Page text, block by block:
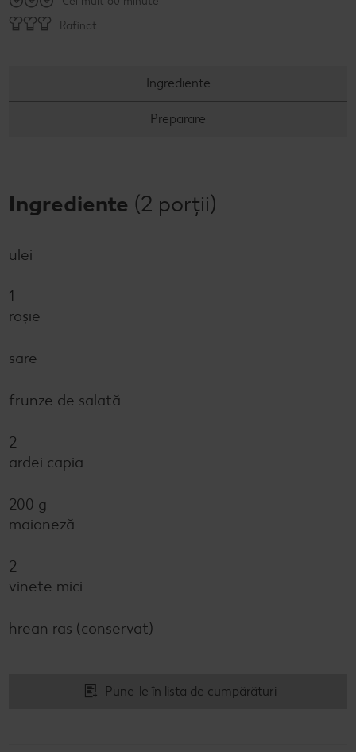
Concursuri online
Click & Reserve
Rafinat
Ingrediente
Preparare
Ingrediente (2 porții)
ulei
1
roșie
sare
frunze de salată
2
ardei capia
200 g
maioneză
2
vinete mici
hrean ras (conservat)
Pune-le în lista de cumpărături